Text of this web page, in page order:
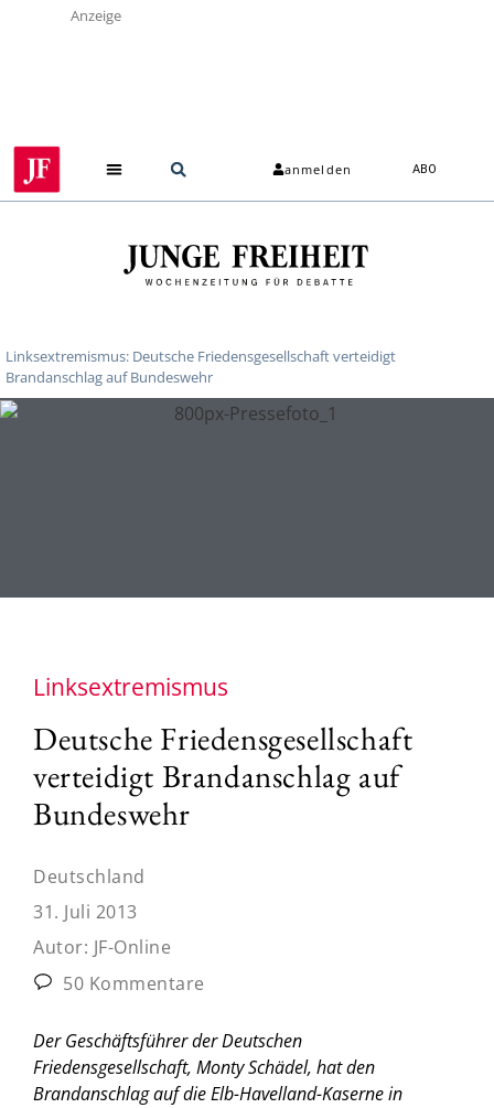
Anzeige
anmelden ABO
Linksextremismus: Deutsche Friedensgesellschaft verteidigt
Brandanschlag auf Bundeswehr
Linksextremismus
Deutsche Friedensgesellschaft
verteidigt Brandanschlag auf
Bundeswehr
Deutschland
31. Juli 2013
Autor: JF-Online
50 Kommentare
Der Geschäftsführer der Deutschen
Friedensgesellschaft, Monty Schädel, hat den
Brandanschlag auf die Elb-Havelland-Kaserne in